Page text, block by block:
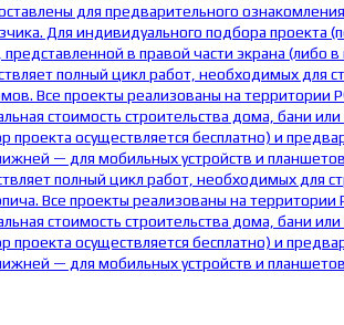
для предварительного
Для индивидуального подбора проекта
в правой части экрана
полный цикл работ, необходимых
Все проекты реализованы на территории
стоимость строительства дома, бани
осуществляется бесплатно) и
— для мобильных устройств и
полный цикл работ, необходимых для
Все проекты реализованы на
стоимость строительства дома, бани
осуществляется бесплатно) и
— для мобильных устройств и